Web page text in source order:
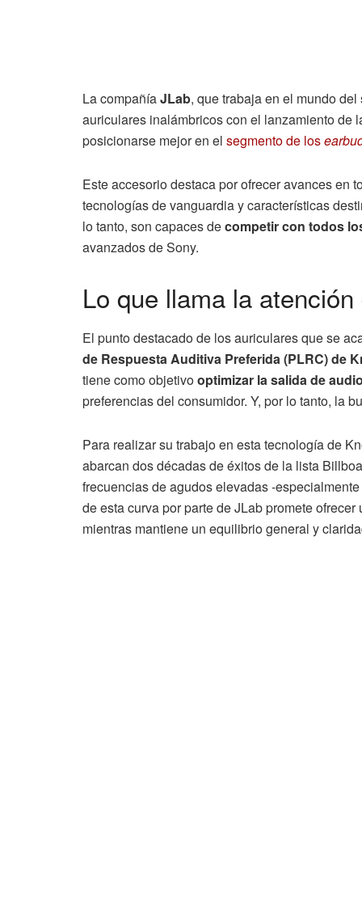
La compañíaJLab, que trabaja en el mundo
auriculares inalámbricos con el lanzamiento de
posicionarse mejor en el segmento de los
Este accesorio destaca por ofrecer avances en
tecnologías de vanguardia y características
lo tanto, son capaces decompetir con todos
avanzados de Sony.
Lo que llama la
El punto destacado de los auriculares que se
de Respuesta Auditiva Preferida(PLRC) de
tiene como objetivooptimizar la salida de
preferencias del consumidor. Y, por lo tanto, la
Para realizar su trabajo en esta tecnología de
abarcan dos décadas de éxitos de la lista
frecuencias de agudos elevadas -
de esta curva por parte de JLab promete
mientras mantiene un equilibrio general y